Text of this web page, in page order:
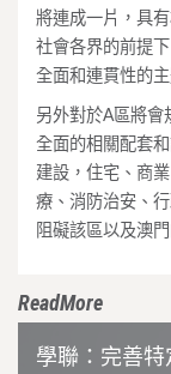
將連成一片，具
社會各界的前提
全面和連貫性的
另外對於A區將會
全面的相關配套
建設，住宅、商
療、消防治安、
阻礙該區以及澳
ReadMore
學聯：完善